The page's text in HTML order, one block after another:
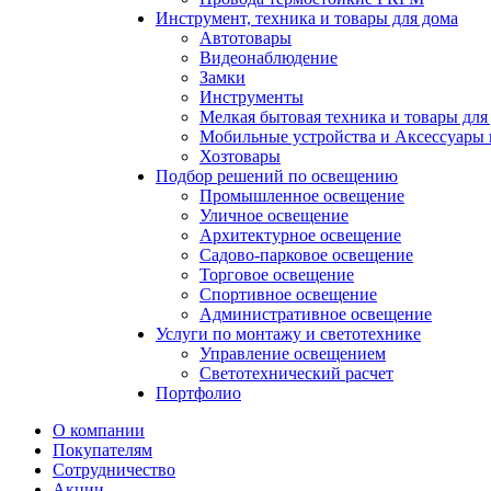
Инструмент, техника и товары для дома
Автотовары
Видеонаблюдение
Замки
Инструменты
Мелкая бытовая техника и товары для
Мобильные устройства и Аксессуары
Хозтовары
Подбор решений по освещению
Промышленное освещение
Уличное освещение
Архитектурное освещение
Садово-парковое освещение
Торговое освещение
Спортивное освещение
Административное освещение
Услуги по монтажу и светотехнике
Управление освещением
Светотехнический расчет
Портфолио
О компании
Покупателям
Сотрудничество